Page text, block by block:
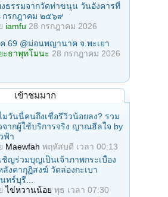
งธรรมจากวัดท่าขนุน วันอังคารที่
รกฎาคม ๒๕๖๙
iamfu 28 กรกฎาคม 2026
.69 @ม่อนพญานาค จ.พะเยา
ะธาพุทโมนะ 28 กรกฎาคม 2026
เข้าชมมาก
มวันนี้คนถึงเชื่อรีวิวน้อยลง? รวม
จากผู้ใช้บริการจริง ญาณฮีลใจ by
ฟ้า
Maewfah พฤหัสบดี เวลา 00:13
ชิญร่วมบุญเป็นเจ้าภาพกระเบื้อง
ลังคากุฏิสงฆ์ วัดล่องกะเบา
ทร์บุรี...
ไข่หวานน้อย พุธ เวลา 07:30